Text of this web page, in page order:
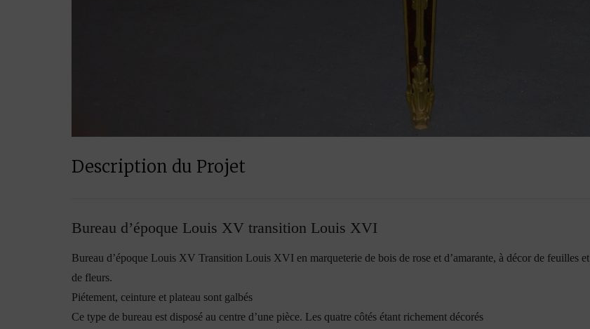
Description du Projet
Bureau d’époque Louis XV transition Louis XVI
Bureau d’époque Louis XV Transition Louis XVI en marqueterie de bois de rose et d’amarante, à décor de feuilles et
de fleurs.
Piétement, ceinture et plateau sont galbés
Ce type de bureau est disposé au centre d’une pièce. Les quatre côtés étant richement décorés